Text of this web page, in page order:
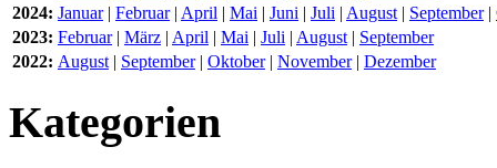
2024: Januar| Februar| April | Mai | Juni | Juli | August | September|
2023: Februar| März | April | Mai | Juli | August | September
2022: August | September| Oktober| November| Dezember
Kategorien